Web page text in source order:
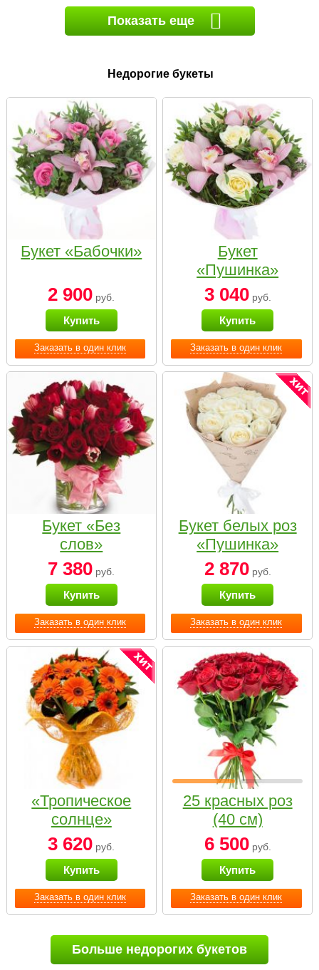
Показать еще
Недорогие букеты
Заказать в один клик
Букет «Бабочки»
2 900 руб.
Купить
Заказать в один клик
Букет
«Пушинка»
3 040руб.
Купить
Заказать в один клик
Букет «Без
слов»
7 380 руб.
Купить
Заказать в один клик
Букет белых роз
«Пушинка»
2 870руб.
Купить
Заказать в один клик
«Тропическое
солнце»
3 620 руб.
Купить
Заказать в один клик
25 красных роз
(40 см)
6 500руб.
Купить
Больше недорогих букетов